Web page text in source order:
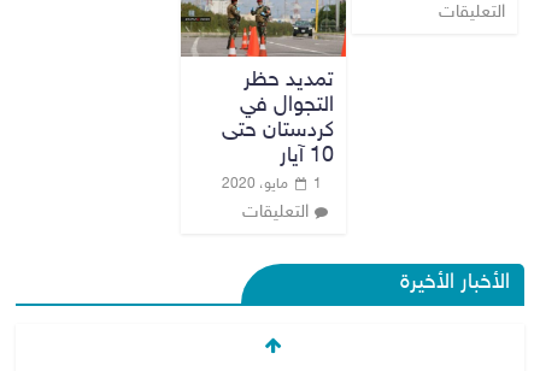
التعليقات
تمديد حظر
التجوال في
كردستان حتى
10 آيار
1 مايو، 2020
التعليقات
الأخبار الأخيرة